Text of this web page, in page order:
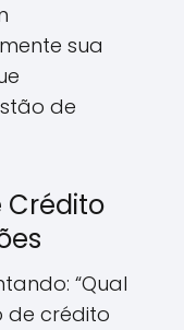
sua
de
Crédito
“Qual
de crédito